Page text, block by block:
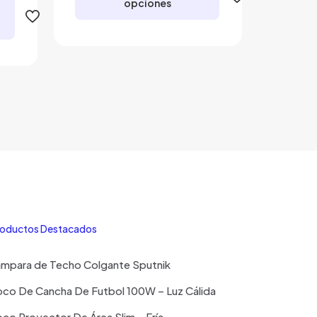
opciones
producto
Destacados
de Techo Colgante Sputnik
De Cancha De Futbol 100W – Luz Cálida